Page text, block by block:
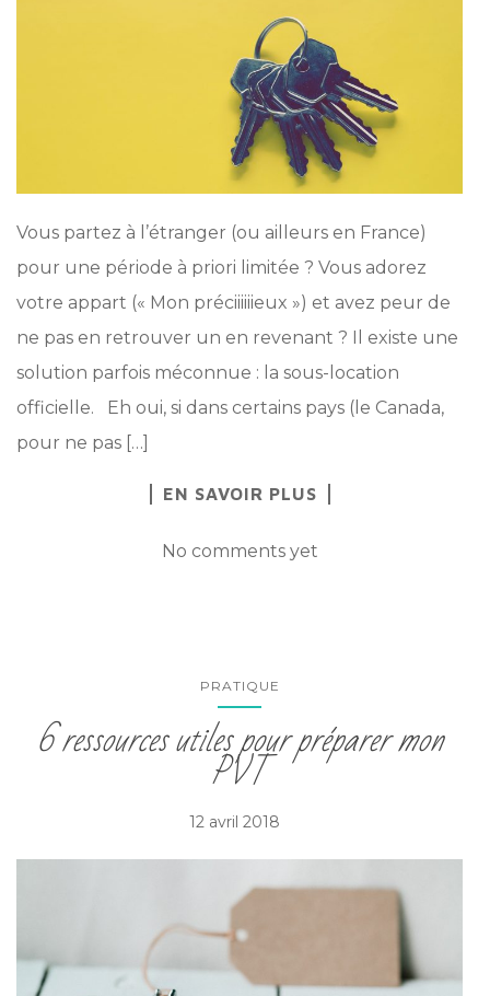
Vous partez à l’étranger (ou ailleurs en France)
pour une période à priori limitée ? Vous adorez
votre appart (« Mon préciiiiiieux ») et avez peur de
ne pas en retrouver un en revenant ? Il existe une
solution parfois méconnue : la sous-location
officielle. Eh oui, si dans certains pays (le Canada,
pour ne pas […]
EN SAVOIR PLUS
No comments yet
PRATIQUE
6 ressources utiles pour préparer mon
PVT
12 avril 2018